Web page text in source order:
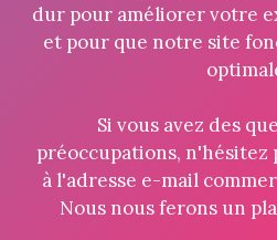
dur pour améliorer votre
et pour que notre site
Si vous avez des
préoccupations, n'hésitez
à l'adresse e-mail
Nous nous ferons un